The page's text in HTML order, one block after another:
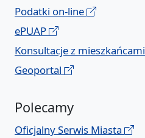
Podatki on-line
ePUAP
Konsultacje z mieszkańcami
Geoportal
Polecamy
Oficjalny Serwis Miasta